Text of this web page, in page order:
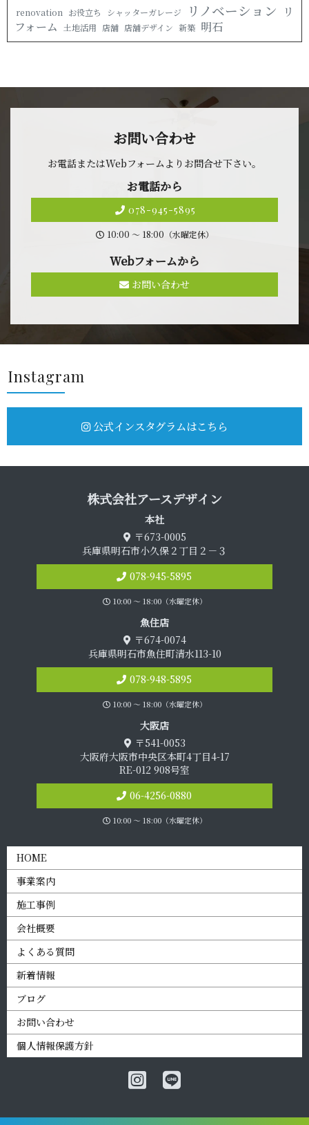
renovation お役立ち シャッターガレージ リノベーション
リ
フォーム
土地活用 店舗 店舗デザイン 新築 明石
お問 い 合 わ せ
お電話またはWebフォームよりお問合せ 下 さ い 。
お 電 話 か ら
078-945-5895
10:00 〜 18:00（水曜定休）
Webフォ ー ム か ら
お問い合わせ
Insta g r a m
公式インスタグラムはこちら
株式会社アース デ ザ イ ン
本 社
〒673-0005
兵庫県明石市小久保２丁目２－３
078-945-5895
10:00 〜 18:00（水曜定休）
魚 住 店
〒674-0074
兵庫県明石市魚住町清水113-10
078-948-5895
10:00 〜 18:00（水曜定休）
大 阪 店
〒541-0053
大阪府大阪市中央区本町4丁目4-17
RE-012 908号室
06-4256-0880
10:00 〜 18:00（水曜定休）
HOME
事業案内
施工事例
会社概要
よくある質問
新着情報
ブログ
お問い合わせ
個人情報保護方針